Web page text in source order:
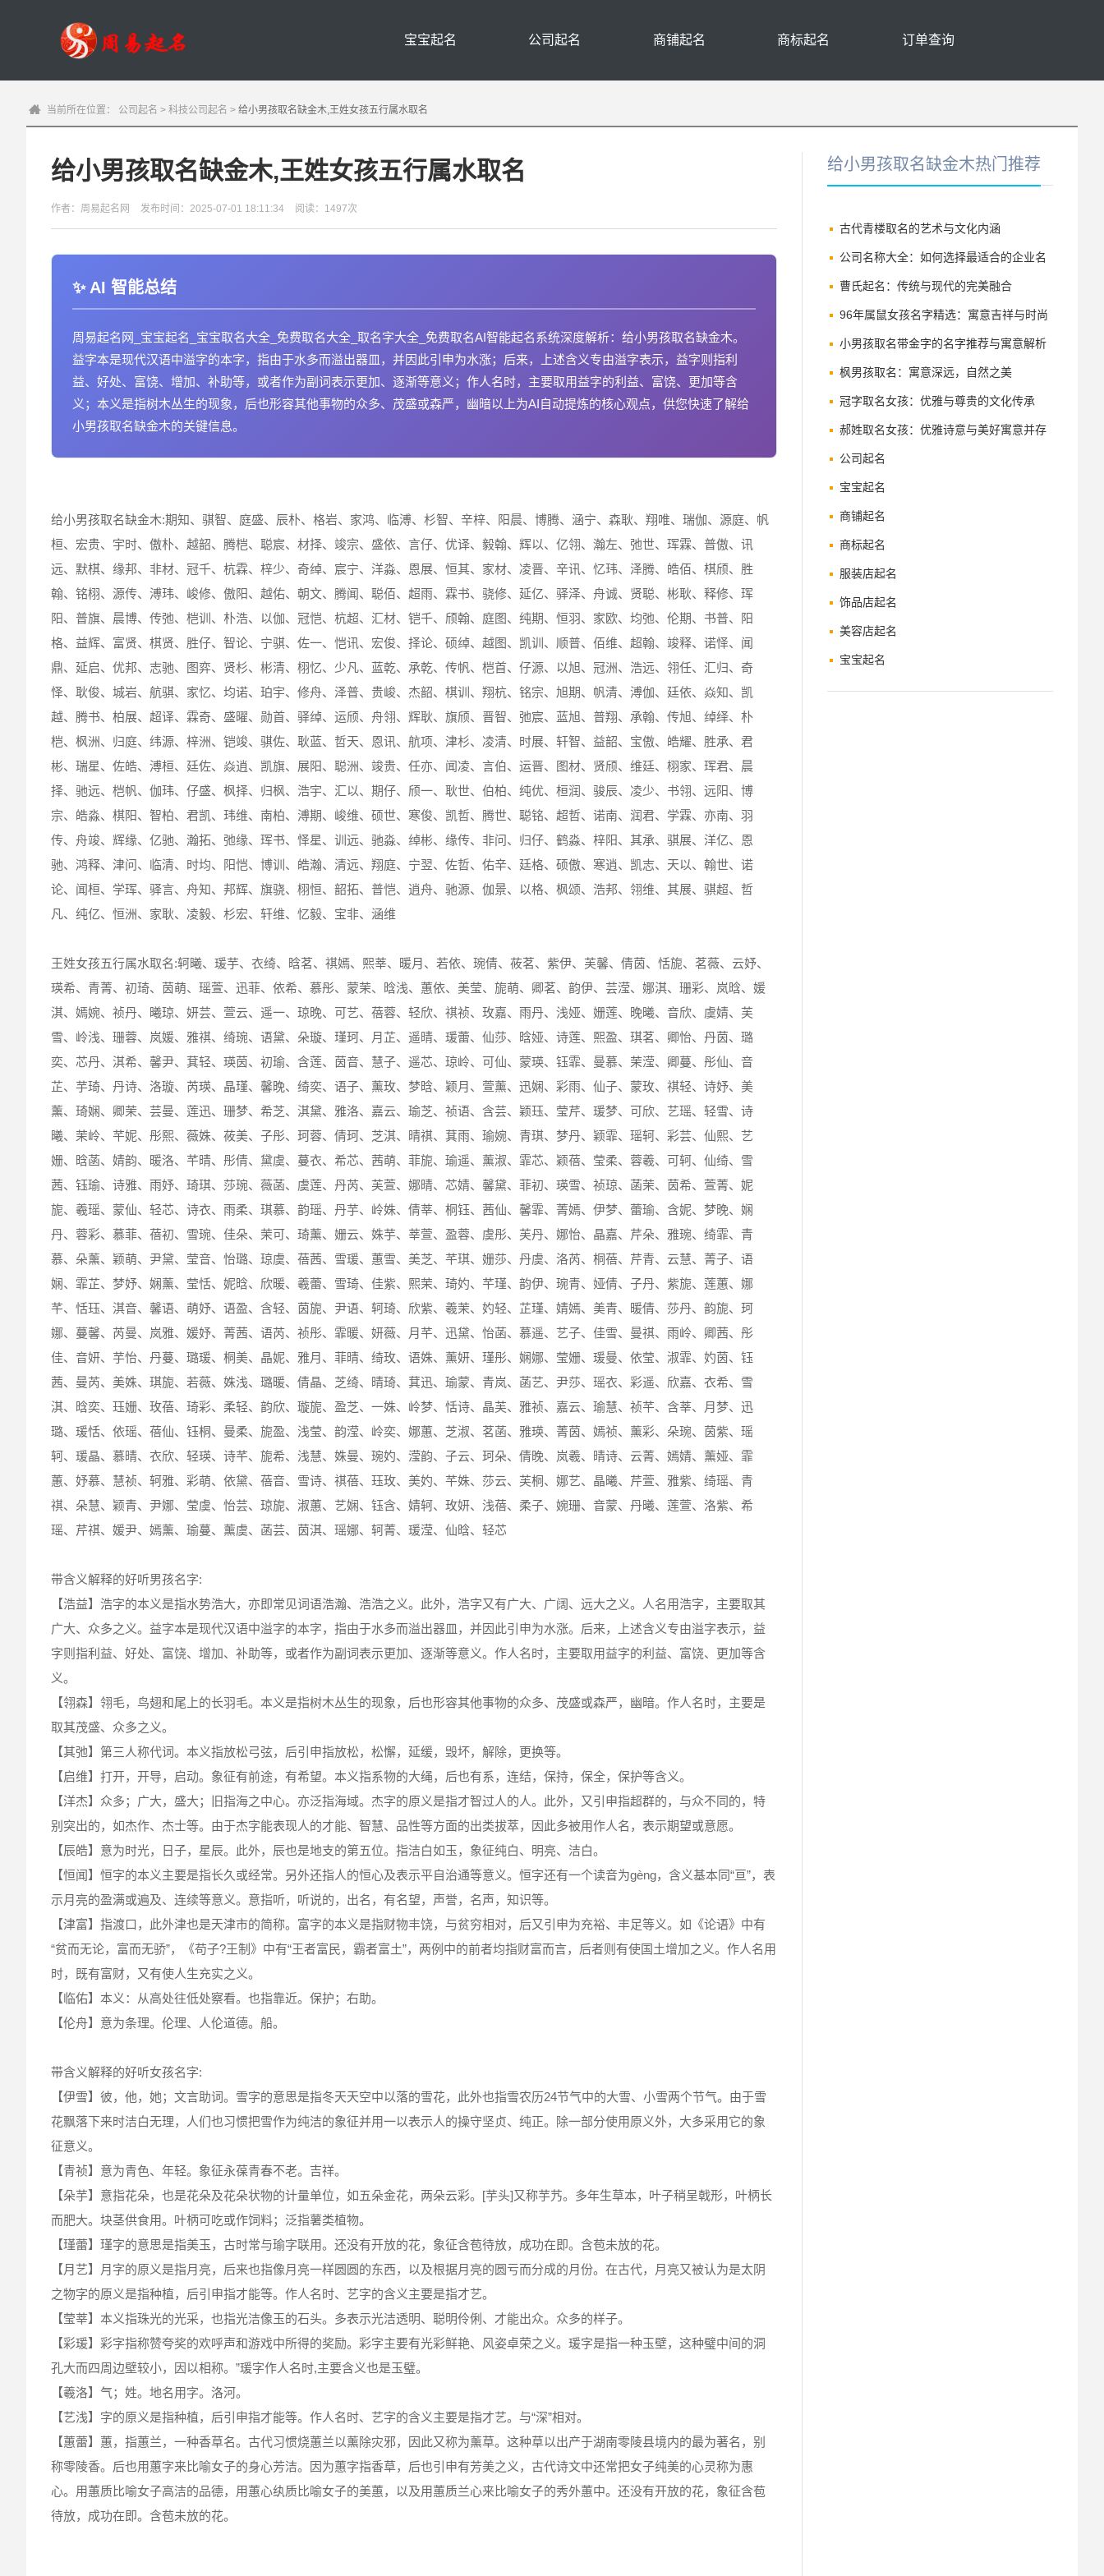
宝宝起名 公司起名 商铺起名 商标起名 订单查询
当前所在位置： 公司起名 > 科技公司起名 > 给小男孩取名缺金木,王姓女孩五行属水取名
给小男孩取名缺金木,王姓女孩五行属水取名
作者：周易起名网 发布时间：2025-07-01 18:11:34 阅读：1497次
AI 智能总结
周易起名网_宝宝起名_宝宝取名大全_免费取名大全_取名字大全_免费取名AI智能起名系统深度解析：给小男孩取名缺金木。
益字本是现代汉语中溢字的本字，指由于水多而溢出器皿，并因此引申为水涨；后来，上述含义专由溢字表示，益字则指利
益、好处、富饶、增加、补助等，或者作为副词表示更加、逐渐等意义；作人名时，主要取用益字的利益、富饶、更加等含
义；本义是指树木丛生的现象，后也形容其他事物的众多、茂盛或森严，幽暗以上为AI自动提炼的核心观点，供您快速了解给
小男孩取名缺金木的关键信息。
给小男孩取名缺金木:期知、骐智、庭盛、辰朴、格岩、家鸿、临溥、杉智、辛梓、阳晨、博腾、涵宁、森耿、翔唯、瑞伽、源庭、帆
桓、宏贵、宇时、傲朴、越韶、腾桤、聪宸、材择、竣宗、盛依、言仔、优译、毅翰、辉以、亿翎、瀚左、弛世、珲霖、普傲、讯
远、默棋、缘邦、非材、冠千、杭霖、梓少、奇绰、宸宁、洋淼、恩展、恒其、家材、凌晋、辛讯、忆玮、泽腾、皓佰、棋颀、胜
翰、铭栩、源传、溥玮、峻修、傲阳、越佑、朝文、腾闻、聪佰、超雨、霖书、骁修、延亿、驿泽、舟诚、贤聪、彬耿、释修、珲
阳、普旗、晨博、传弛、桤训、朴浩、以伽、冠恺、杭超、汇材、铠千、颀翰、庭图、纯期、恒羽、家欧、均弛、伦期、书普、阳
格、益辉、富贤、棋贤、胜仔、智论、宁骐、佐一、恺讯、宏俊、择论、硕绰、越图、凯训、顺普、佰维、超翰、竣释、诺怿、闻
鼎、延启、优邦、志驰、图弈、贤杉、彬清、栩忆、少凡、蓝乾、承乾、传帆、桤首、仔源、以旭、冠洲、浩远、翎任、汇归、奇
怿、耿俊、城岩、航骐、家忆、均诺、珀宇、修舟、泽普、贵峻、杰韶、棋训、翔杭、铭宗、旭期、帆清、溥伽、廷依、焱知、凯
越、腾书、柏展、超译、霖奇、盛曜、勋首、驿绰、运颀、舟翎、辉耿、旗颀、晋智、弛宸、蓝旭、普翔、承翰、传旭、绰绎、朴
桤、枫洲、归庭、纬源、梓洲、铠竣、骐佐、耿蓝、哲天、恩讯、航项、津杉、凌清、时展、轩智、益韶、宝傲、皓耀、胜承、君
彬、瑞星、佐皓、溥桓、廷佐、焱逍、凯旗、展阳、聪洲、竣贵、任亦、闻凌、言伯、运晋、图材、贤颀、维廷、栩家、珲君、晨
择、驰远、桤帆、伽玮、仔盛、枫择、归枫、浩宇、汇以、期仔、颀一、耿世、伯柏、纯优、桓润、骏辰、凌少、书翎、远阳、博
宗、皓淼、棋阳、智柏、君凯、玮维、南柏、溥期、峻维、硕世、寒俊、凯哲、腾世、聪铭、超哲、诺南、润君、学霖、亦南、羽
传、舟竣、辉缘、亿驰、瀚拓、弛缘、珲书、怿星、训远、驰淼、绰彬、缘传、非问、归仔、鹤淼、梓阳、其承、骐展、洋亿、恩
驰、鸿释、津问、临清、时均、阳恺、博训、皓瀚、清远、翔庭、宁翌、佐哲、佑辛、廷格、硕傲、寒逍、凯志、天以、翰世、诺
论、闻桓、学珲、驿言、舟知、邦辉、旗骁、栩恒、韶拓、普恺、逍舟、驰源、伽景、以格、枫颂、浩邦、翎维、其展、骐超、哲
凡、纯亿、恒洲、家耿、凌毅、杉宏、轩维、忆毅、宝非、涵维
王姓女孩五行属水取名:轲曦、瑗芋、衣绮、晗茗、祺嫣、熙莘、暖月、若依、琬倩、莜茗、紫伊、芙馨、倩茵、恬旎、茗薇、云妤、
瑛希、青菁、初琦、茵萌、瑶萱、迅菲、依希、慕彤、蒙茉、晗浅、蕙依、美莹、旎萌、卿茗、韵伊、芸滢、娜淇、珊彩、岚晗、媛
淇、嫣婉、祯丹、曦琼、妍芸、萱云、遥一、琼晚、可艺、蓓蓉、轻欣、祺祯、玫嘉、雨丹、浅娅、姗莲、晚曦、音欣、虞婧、芙
雪、岭浅、珊蓉、岚媛、雅祺、绮琬、语黛、朵璇、瑾珂、月芷、遥晴、瑗蕾、仙莎、晗娅、诗莲、熙盈、琪茗、卿怡、丹茵、璐
奕、芯丹、淇希、馨尹、萁轻、瑛茵、初瑜、含莲、茵音、慧子、遥芯、琼岭、可仙、蒙瑛、钰霏、曼慕、茉滢、卿蔓、彤仙、音
芷、芋琦、丹诗、洛璇、芮瑛、晶瑾、馨晚、绮奕、语子、薰玫、梦晗、颖月、萱薰、迅娴、彩雨、仙子、蒙玫、祺轻、诗妤、美
薰、琦娴、卿茉、芸曼、莲迅、珊梦、希芝、淇黛、雅洛、嘉云、瑜芝、祯语、含芸、颖珏、莹芹、瑗梦、可欣、艺瑶、轻雪、诗
曦、茉岭、芊妮、彤熙、薇姝、莜美、子彤、珂蓉、倩珂、芝淇、晴祺、萁雨、瑜婉、青琪、梦丹、颖霏、瑶轲、彩芸、仙熙、艺
姗、晗菡、婧韵、暖洛、芊晴、彤倩、黛虞、蔓衣、希芯、茜萌、菲旎、瑜遥、薰淑、霏芯、颖蓓、莹柔、蓉羲、可轲、仙绮、雪
茜、钰瑜、诗雅、雨妤、琦琪、莎琬、薇菡、虞莲、丹芮、芙萱、娜晴、芯婧、馨黛、菲初、瑛雪、祯琼、菡茉、茵希、萱菁、妮
旎、羲瑶、蒙仙、轻芯、诗衣、雨柔、琪慕、韵瑶、丹芋、岭姝、倩莘、桐钰、茜仙、馨霏、菁嫣、伊梦、蕾瑜、含妮、梦晚、娴
丹、蓉彩、慕菲、蓓初、雪琬、佳朵、茉可、琦薰、姗云、姝芋、莘萱、盈蓉、虞彤、芙丹、娜怡、晶嘉、芹朵、雅琬、绮霏、青
慕、朵薰、颖萌、尹黛、莹音、怡璐、琼虞、蓓茜、雪瑗、蕙雪、美芝、芊琪、姗莎、丹虞、洛芮、桐蓓、芹青、云慧、菁子、语
娴、霏芷、梦妤、娴薰、莹恬、妮晗、欣暖、羲蕾、雪琦、佳紫、熙茉、琦妁、芊瑾、韵伊、琬青、娅倩、子丹、紫旎、莲蕙、娜
芊、恬珏、淇音、馨语、萌妤、语盈、含轻、茵旎、尹语、轲琦、欣紫、羲茉、妁轻、芷瑾、婧嫣、美青、暖倩、莎丹、韵旎、珂
娜、蔓馨、芮曼、岚雅、媛妤、菁茜、语芮、祯彤、霏暖、妍薇、月芊、迅黛、怡菡、慕遥、艺子、佳雪、曼祺、雨岭、卿茜、彤
佳、音妍、芋怡、丹蔓、璐瑗、桐美、晶妮、雅月、菲晴、绮玫、语姝、薰妍、瑾彤、娴娜、莹姗、瑗曼、依莹、淑霏、妁茵、钰
茜、曼芮、美姝、琪旎、若薇、姝浅、璐暖、倩晶、芝绮、晴琦、萁迅、瑜蒙、青岚、菡艺、尹莎、瑶衣、彩遥、欣嘉、衣希、雪
淇、晗奕、珏姗、玫蓓、琦彩、柔轻、韵欣、璇旎、盈芝、一姝、岭梦、恬诗、晶芙、雅祯、嘉云、瑜慧、祯芊、含莘、月梦、迅
璐、瑗恬、依瑶、蓓仙、钰桐、曼柔、旎盈、浅莹、韵滢、岭奕、娜蕙、芝淑、茗菡、雅瑛、菁茵、嫣祯、薰彩、朵琬、茵紫、瑶
轲、瑗晶、慕晴、衣欣、轻瑛、诗芊、旎希、浅慧、姝曼、琬妁、滢韵、子云、珂朵、倩晚、岚羲、晴诗、云菁、嫣婧、薰娅、霏
蕙、妤慕、慧祯、轲雅、彩萌、依黛、蓓音、雪诗、祺蓓、珏玫、美妁、芊姝、莎云、芙桐、娜艺、晶曦、芹萱、雅紫、绮瑶、青
祺、朵慧、颖青、尹娜、莹虞、怡芸、琼旎、淑蕙、艺娴、钰含、婧轲、玫妍、浅蓓、柔子、婉珊、音蒙、丹曦、莲萱、洛紫、希
瑶、芹祺、媛尹、嫣薰、瑜蔓、薰虞、菡芸、茵淇、瑶娜、轲菁、瑗滢、仙晗、轻芯
带含义解释的好听男孩名字:
【浩益】浩字的本义是指水势浩大，亦即常见词语浩瀚、浩浩之义。此外，浩字又有广大、广阔、远大之义。人名用浩字，主要取其
广大、众多之义。益字本是现代汉语中溢字的本字，指由于水多而溢出器皿，并因此引申为水涨。后来，上述含义专由溢字表示，益
字则指利益、好处、富饶、增加、补助等，或者作为副词表示更加、逐渐等意义。作人名时，主要取用益字的利益、富饶、更加等含
义。
【翎森】翎毛，鸟翅和尾上的长羽毛。本义是指树木丛生的现象，后也形容其他事物的众多、茂盛或森严，幽暗。作人名时，主要是
取其茂盛、众多之义。
【其弛】第三人称代词。本义指放松弓弦，后引申指放松，松懈，延缓，毁坏，解除，更换等。
【启维】打开，开导，启动。象征有前途，有希望。本义指系物的大绳，后也有系，连结，保持，保全，保护等含义。
【洋杰】众多；广大，盛大；旧指海之中心。亦泛指海域。杰字的原义是指才智过人的人。此外，又引申指超群的，与众不同的，特
别突出的，如杰作、杰士等。由于杰字能表现人的才能、智慧、品性等方面的出类拔萃，因此多被用作人名，表示期望或意愿。
【辰皓】意为时光，日子，星辰。此外，辰也是地支的第五位。指洁白如玉，象征纯白、明亮、洁白。
【恒闻】恒字的本义主要是指长久或经常。另外还指人的恒心及表示平自治通等意义。恒字还有一个读音为gèng，含义基本同“亘”，表
示月亮的盈满或遍及、连续等意义。意指听，听说的，出名，有名望，声誉，名声，知识等。
【津富】指渡口，此外津也是天津市的简称。富字的本义是指财物丰饶，与贫穷相对，后又引申为充裕、丰足等义。如《论语》中有
“贫而无论，富而无骄”，《苟子?王制》中有“王者富民，霸者富土”，两例中的前者均指财富而言，后者则有使国土增加之义。作人名用
时，既有富财，又有使人生充实之义。
【临佑】本义：从高处往低处察看。也指靠近。保护；右助。
【伦舟】意为条理。伦理、人伦道德。船。
带含义解释的好听女孩名字:
【伊雪】彼，他，她；文言助词。雪字的意思是指冬天天空中以落的雪花，此外也指雪农历24节气中的大雪、小雪两个节气。由于雪
花飘落下来时洁白无理，人们也习惯把雪作为纯洁的象征并用一以表示人的操守坚贞、纯正。除一部分使用原义外，大多采用它的象
征意义。
【青祯】意为青色、年轻。象征永葆青春不老。吉祥。
【朵芋】意指花朵，也是花朵及花朵状物的计量单位，如五朵金花，两朵云彩。[芋头]又称芋艿。多年生草本，叶子稍呈戟形，叶柄长
而肥大。块茎供食用。叶柄可吃或作饲料；泛指薯类植物。
【瑾蕾】瑾字的意思是指美玉，古时常与瑜字联用。还没有开放的花，象征含苞待放，成功在即。含苞未放的花。
【月艺】月字的原义是指月亮，后来也指像月亮一样圆圆的东西，以及根据月亮的圆亏而分成的月份。在古代，月亮又被认为是太阴
之物字的原义是指种植，后引申指才能等。作人名时、艺字的含义主要是指才艺。
【莹莘】本义指珠光的光采，也指光洁像玉的石头。多表示光洁透明、聪明伶俐、才能出众。众多的样子。
【彩瑗】彩字指称赞夸奖的欢呼声和游戏中所得的奖励。彩字主要有光彩鲜艳、风姿卓荣之义。瑗字是指一种玉壁，这种璧中间的洞
孔大而四周边壁较小，因以相称。”瑗字作人名时,主要含义也是玉璧。
【羲洛】气；姓。地名用字。洛河。
【艺浅】字的原义是指种植，后引申指才能等。作人名时、艺字的含义主要是指才艺。与“深”相对。
【蕙蕾】蕙，指蕙兰，一种香草名。古代习惯烧蕙兰以薰除灾邪，因此又称为薰草。这种草以出产于湖南零陵县境内的最为著名，别
称零陵香。后也用蕙字来比喻女子的身心芳洁。因为蕙字指香草，后也引申有芳美之义，古代诗文中还常把女子纯美的心灵称为惠
心。用蕙质比喻女子高洁的品德，用蕙心纨质比喻女子的美蕙，以及用蕙质兰心来比喻女子的秀外蕙中。还没有开放的花，象征含苞
待放，成功在即。含苞未放的花。
给小男孩取名缺金木热门推荐
古代青楼取名的艺术与文化内涵
公司名称大全：如何选择最适合的企业名
称
曹氏起名：传统与现代的完美融合
96年属鼠女孩名字精选：寓意吉祥与时尚
并存的命名指南
小男孩取名带金字的名字推荐与寓意解析
枫男孩取名：寓意深远，自然之美
冠字取名女孩：优雅与尊贵的文化传承
郝姓取名女孩：优雅诗意与美好寓意并存
的精选名字
公司起名
宝宝起名
商铺起名
商标起名
服装店起名
饰品店起名
美容店起名
宝宝起名